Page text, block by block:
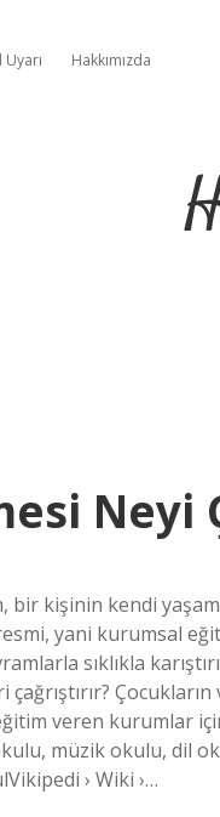
Uyarı Hakkımızda
Neyi
bir kişinin kendi
yani kurumsal
sıklıkla
veren kurumlar
müzik okulu, dil
› Wiki ›…